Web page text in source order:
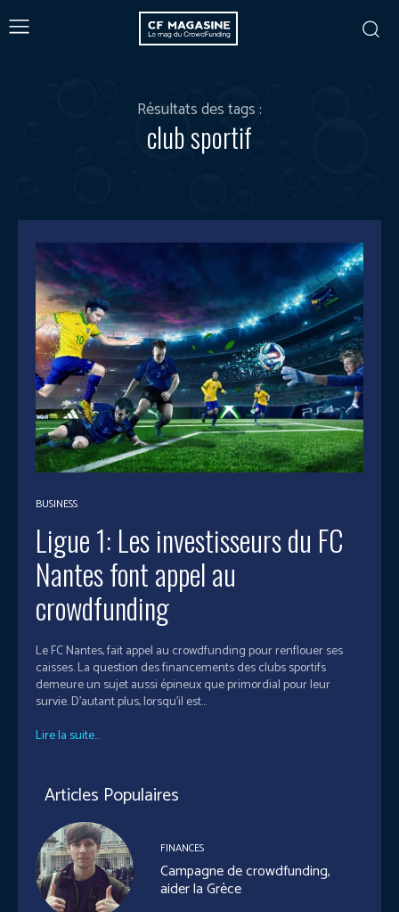
Résultats des tags :
club sportif
BUSINESS
Ligue 1: Les investisseurs du FC
Nantes font appel au
crowdfunding
Le FC Nantes, fait appel au crowdfunding pour renflouer ses
caisses. La question des financements des clubs sportifs
demeure un sujet aussi épineux que primordial pour leur
survie. D’autant plus, lorsqu’il est...
Lire la suite...
Articles Populaires
FINANCES
Campagne de crowdfunding,
aider la Grèce